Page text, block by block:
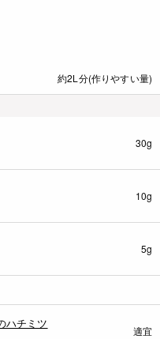
約2L分(作りやすい量)
30g
10g
5g
ハチミツ
適宜